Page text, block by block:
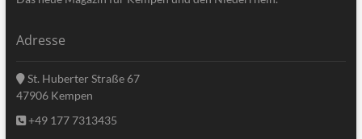
Adresse
St. Huberter Straße 67
47906 Kempen
+49 177 7313435